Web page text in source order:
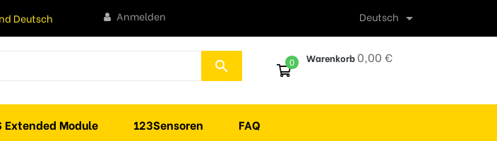
Deutsch Deutsch 
Anmelden
search Warenkorb0,00 €
0
Extended Module 123Sensoren FAQ